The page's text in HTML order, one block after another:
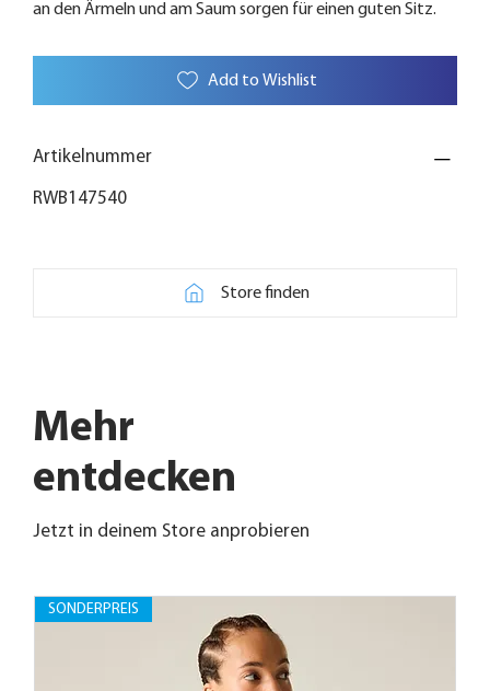
an den Ärmeln und am Saum sorgen für einen guten Sitz.
Add to Wishlist
Artikelnummer
RWB147540
Store finden
SONDERPREIS
entdecken
Mehr
Jetzt in deinem Store anprobieren